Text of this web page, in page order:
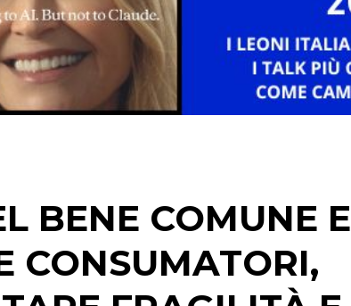
RICERCHE
PREVISIONI/SCENARI
NORMATIVE
CASE HISTORY
BENE COMUNE E
CONSUMATORI,